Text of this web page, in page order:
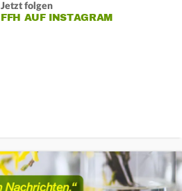
Jetzt folgen
FFH AUF INSTAGRAM